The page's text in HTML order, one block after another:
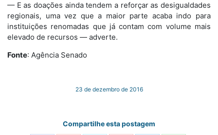
— E as doações ainda tendem a reforçar as desigualdades
regionais, uma vez que a maior parte acaba indo para
instituições renomadas que já contam com volume mais
elevado de recursos — adverte.
Fonte: Agência Senado
23 de dezembro de 2016
Compartilhe esta postagem